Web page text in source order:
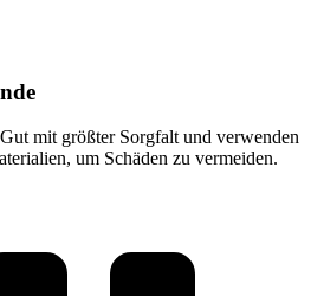
mit größter Sorgfalt und verwenden
um Schäden zu vermeiden.